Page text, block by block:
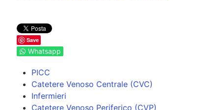
Save
Whatsapp
PICC
Catetere Venoso Centrale (CVC)
Infermieri
Catetere Venoso Periferico (CVP)